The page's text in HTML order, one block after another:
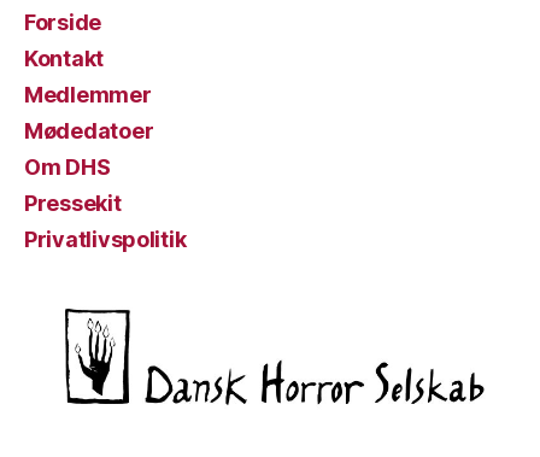
Forside
Kontakt
Medlemmer
Mødedatoer
Om DHS
Pressekit
Privatlivspolitik